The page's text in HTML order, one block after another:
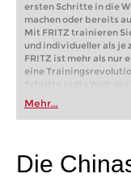
ersten Schritte in die
machen oder bereits
Mit FRITZ trainieren
und individueller als je
FRITZ ist mehr als nur
eine
Schritte in die Welt des
oder bereits auf
FRITZ trainieren Sie
individueller als je
Mehr...
Die